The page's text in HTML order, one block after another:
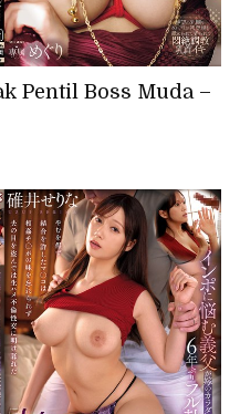
Pentil Boss Muda –